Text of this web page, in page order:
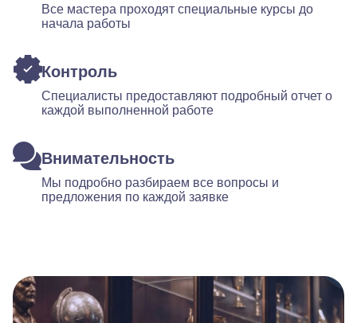
Все мастера проходят специальные курсы до
начала работы
Контроль
Специалисты предоставляют подробный отчет о
каждой выполненной работе
Внимательность
Мы подробно разбираем все вопросы и
предложения по каждой заявке